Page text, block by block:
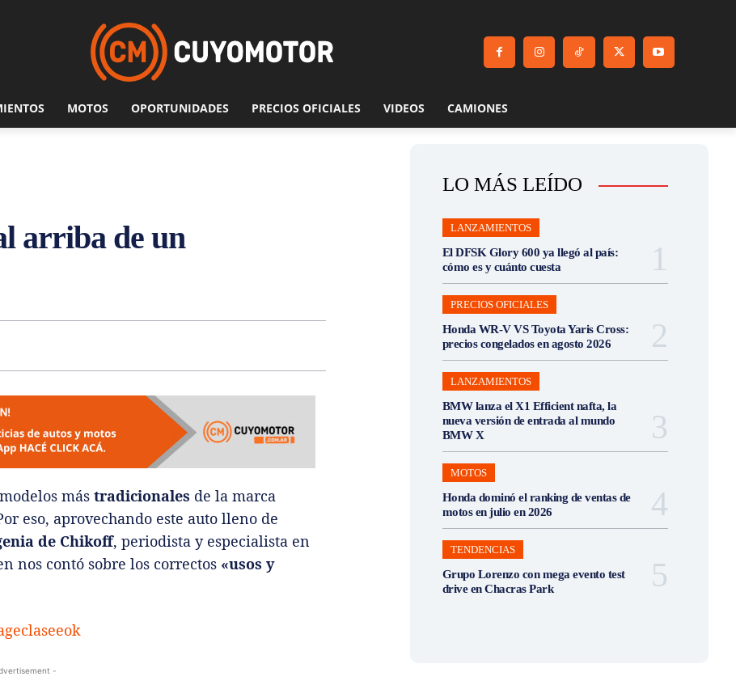
MOTOS OPORTUNIDADES PRECIOS OFICIALES VIDEOS CAMIONES
arriba de un
más tradicionales de la marca
eso, aprovechando este auto lleno de
de Chikoff, periodista y especialista en
nos contó sobre los correctos «usos y
-
LO MÁS LEÍDO
LANZAMIENTOS
El DFSK Glory 600 ya llegó al país:
cómo es y cuánto cuesta
PRECIOS OFICIALES
Honda WR-V VS Toyota Yaris Cross:
precios congelados en agosto 2026
LANZAMIENTOS
BMW lanza el X1 Efficient nafta, la
nueva versión de entrada al mundo
BMW X
MOTOS
Honda dominó el ranking de ventas de
motos en julio en 2026
TENDENCIAS
Grupo Lorenzo con mega evento test
drive en Chacras Park